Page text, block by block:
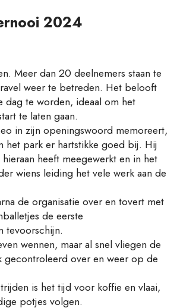
2024
Meer dan 20 deelnemers staan te
weer te betreden. Het belooft
dag te worden, ideaal om het
te laten gaan.
in zijn openingswoord memoreert,
het park er hartstikke goed bij. Hij
heeft meegewerkt en in het
wiens leiding het vele werk aan de
de organisatie over en tovert met
de eerste
tevoorschijn.
wennen, maar al snel vliegen de
gecontroleerd over en weer op de
is het tijd voor koffie en vlaai,
potjes volgen.